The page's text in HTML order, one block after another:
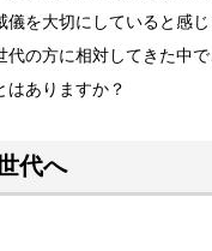
儀を大切にしていると感
代の方に相対してきた中
はありますか？
代へ